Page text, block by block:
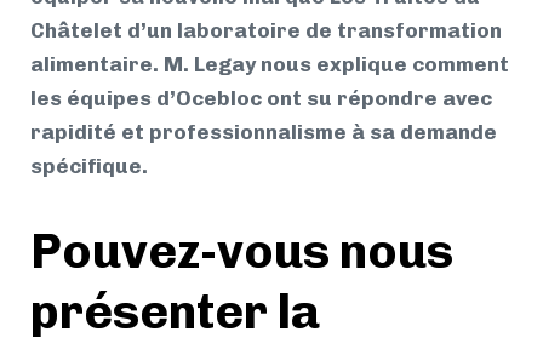
Châtelet d’un laboratoire de transformation
alimentaire. M. Legay nous explique comment
les équipes d’Ocebloc ont su répondre avec
rapidité et professionnalisme à sa demande
spécifique.
Pouvez-vous nous
présenter la